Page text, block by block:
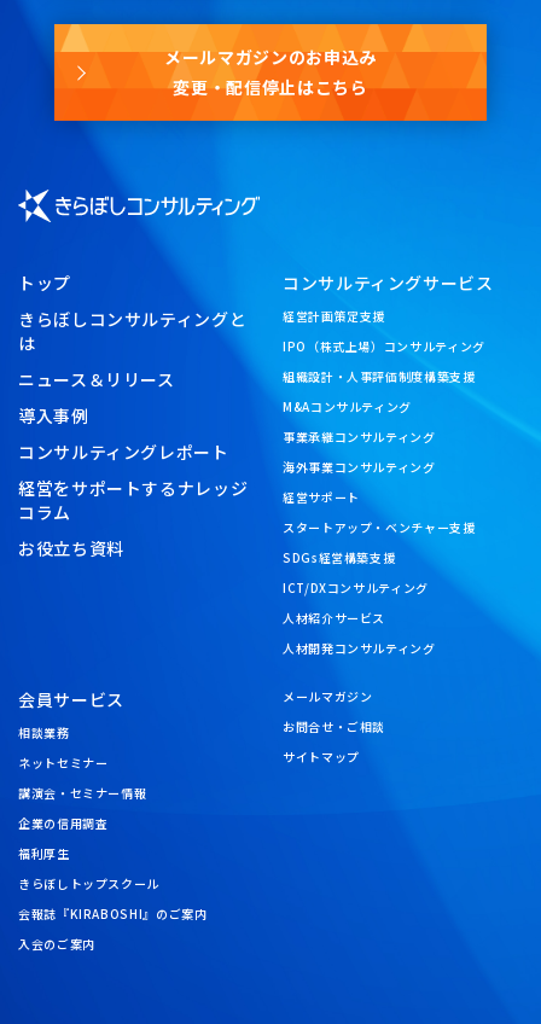
メールマガジンのお申込み
変更・配信停止はこちら
トップ
きらぼしコンサルティングと
は
ニュース＆リリース
導入事例
コンサルティングレポート
経営をサポートするナレッジ
コラム
お役立ち資料
コンサルティングサービス
経営計画策定支援
IPO（株式上場）コンサルティング
組織設計・人事評価制度構築支援
M&Aコンサルティング
事業承継コンサルティング
海外事業コンサルティング
経営サポート
スタートアップ・ベンチャー支援
SDGs経営構築支援
ICT/DXコンサルティング
人材紹介サービス
人材開発コンサルティング
会員サービス
相談業務
ネットセミナー
講演会・セミナー情報
企業の信用調査
福利厚生
きらぼしトップスクール
会報誌『KIRABOSHI』のご案内
入会のご案内
メールマガジン
お問合せ・ご相談
サイトマップ